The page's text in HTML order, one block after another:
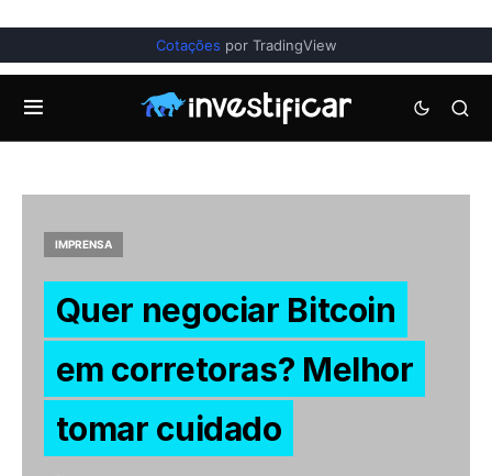
Cotações por TradingView
IMPRENSA
Quer negociar Bitcoin
em corretoras? Melhor
tomar cuidado